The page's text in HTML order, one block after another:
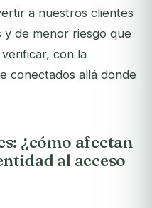
a nuestros clientes
y de menor riesgo que
con la
conectados allá donde
¿cómo afectan
al acceso